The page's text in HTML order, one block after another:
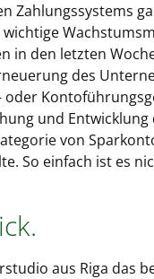
Zahlungssystems
in den letzten
des
oder
und
von
So einfach ist es
aus Riga das